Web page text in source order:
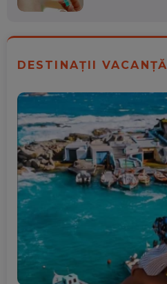
DESTINAȚII VACANȚĂ